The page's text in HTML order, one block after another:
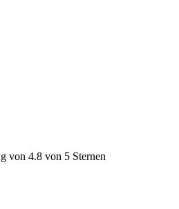
von 4.8 von 5 Sternen